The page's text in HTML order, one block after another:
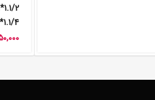
1.1/2*1
1.1/4*1